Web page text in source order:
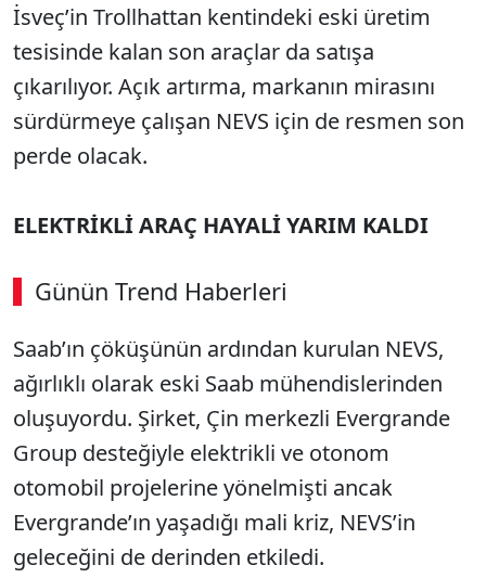
İsveç’in Trollhattan kentindeki eski üretim
tesisinde kalan son araçlar da satışa
çıkarılıyor. Açık artırma, markanın mirasını
sürdürmeye çalışan NEVS için de resmen son
perde olacak.
ELEKTRİKLİ ARAÇ HAYALİ YARIM KALDI
Günün Trend Haberleri
Saab’ın çöküşünün ardından kurulan NEVS,
ağırlıklı olarak eski Saab mühendislerinden
oluşuyordu. Şirket, Çin merkezli Evergrande
Group desteğiyle elektrikli ve otonom
otomobil projelerine yönelmişti ancak
Evergrande’ın yaşadığı mali kriz, NEVS’in
geleceğini de derinden etkiledi.